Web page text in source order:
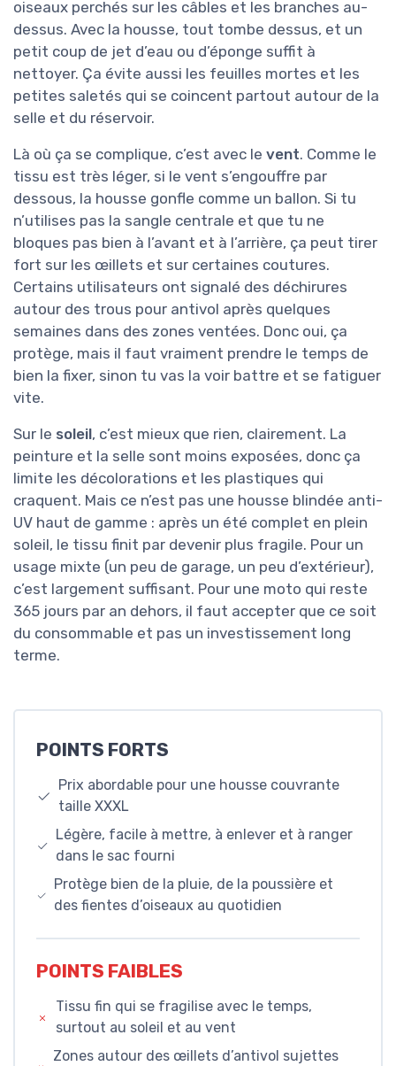
oiseaux perchés sur les câbles et les branches au-
dessus. Avec la housse, tout tombe dessus, et un
petit coup de jet d’eau ou d’éponge suffit à
nettoyer. Ça évite aussi les feuilles mortes et les
petites saletés qui se coincent partout autour de la
selle et du réservoir.
Là où ça se complique, c’est avec le vent. Comme le
tissu est très léger, si le vent s’engouffre par
dessous, la housse gonfle comme un ballon. Si tu
n’utilises pas la sangle centrale et que tu ne
bloques pas bien à l’avant et à l’arrière, ça peut tirer
fort sur les œillets et sur certaines coutures.
Certains utilisateurs ont signalé des déchirures
autour des trous pour antivol après quelques
semaines dans des zones ventées. Donc oui, ça
protège, mais il faut vraiment prendre le temps de
bien la fixer, sinon tu vas la voir battre et se fatiguer
vite.
Sur le soleil, c’est mieux que rien, clairement. La
peinture et la selle sont moins exposées, donc ça
limite les décolorations et les plastiques qui
craquent. Mais ce n’est pas une housse blindée anti-
UV haut de gamme : après un été complet en plein
soleil, le tissu finit par devenir plus fragile. Pour un
usage mixte (un peu de garage, un peu d’extérieur),
c’est largement suffisant. Pour une moto qui reste
365 jours par an dehors, il faut accepter que ce soit
du consommable et pas un investissement long
terme.
POINTS FORTS
Prix abordable pour une housse couvrante
taille XXXL
Légère, facile à mettre, à enlever et à ranger
dans le sac fourni
Protège bien de la pluie, de la poussière et
des fientes d’oiseaux au quotidien
POINTS FAIBLES
Tissu fin qui se fragilise avec le temps,
surtout au soleil et au vent
Zones autour des œillets d’antivol sujettes